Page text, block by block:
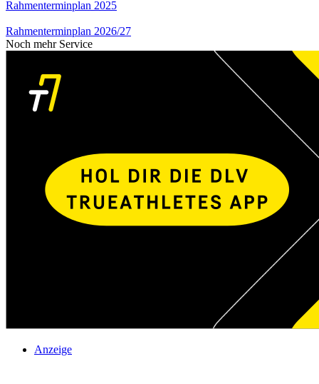
Rahmenterminplan 2025
Rahmenterminplan 2026/27
Noch mehr Service
Anzeige